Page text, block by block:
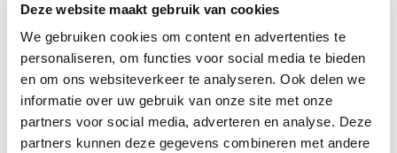
Deze website maakt gebruik van cookies
We gebruiken cookies om content en advertenties te
personaliseren, om functies voor social media te bieden
en om ons websiteverkeer te analyseren. Ook delen we
informatie over uw gebruik van onze site met onze
partners voor social media, adverteren en analyse. Deze
partners kunnen deze gegevens combineren met andere
dakraam identiek
vervangen of kan ik
verbeteren?
2
Kan ik bij een
vervanging een